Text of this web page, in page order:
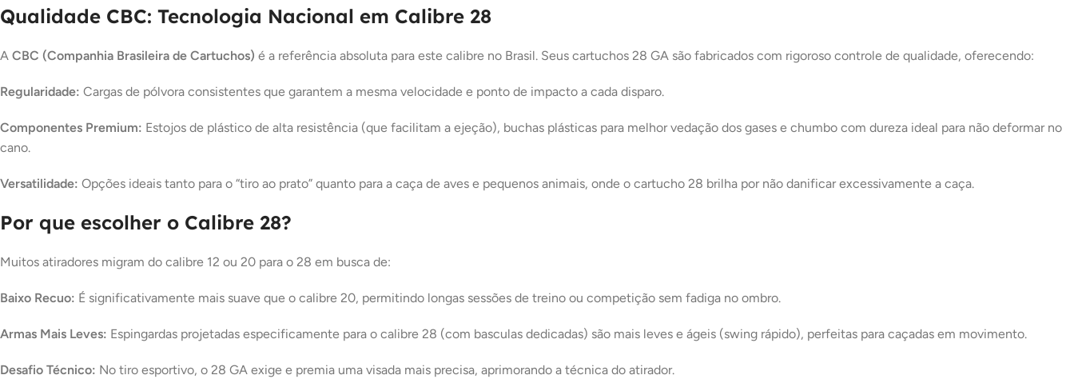
Qualidade CBC: Tecnologia Nacional em Calibre 28
A CBC (Companhia Brasileira de Cartuchos) é a referência absoluta para este calibre no Brasil. Seus cartuchos 28 GA são fabricados com rigoroso controle de qualidade, oferecendo:
Regularidade: Cargas de pólvora consistentes que garantem a mesma velocidade e ponto de impacto a cada disparo.
Componentes Premium: Estojos de plástico de alta resistência (que facilitam a ejeção), buchas plásticas para melhor vedação dos gases e chumbo com dureza ideal para não deformar no
cano.
Versatilidade: Opções ideais tanto para o “tiro ao prato” quanto para a caça de aves e pequenos animais, onde o cartucho 28 brilha por não danificar excessivamente a caça.
Por que escolher o Calibre 28?
Muitos atiradores migram do calibre 12 ou 20 para o 28 em busca de:
Baixo Recuo: É significativamente mais suave que o calibre 20, permitindo longas sessões de treino ou competição sem fadiga no ombro.
Armas Mais Leves: Espingardas projetadas especificamente para o calibre 28 (com basculas dedicadas) são mais leves e ágeis (swing rápido), perfeitas para caçadas em movimento.
Desafio Técnico: No tiro esportivo, o 28 GA exige e premia uma visada mais precisa, aprimorando a técnica do atirador.